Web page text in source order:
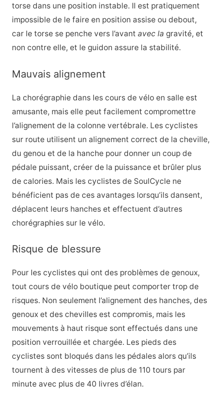
torse dans une position instable. Il est pratiquement
impossible de le faire en position assise ou debout,
car le torse se penche vers l’avant avec la gravité, et
non contre elle, et le guidon assure la stabilité.
Mauvais alignement
La chorégraphie dans les cours de vélo en salle est
amusante, mais elle peut facilement compromettre
l’alignement de la colonne vertébrale. Les cyclistes
sur route utilisent un alignement correct de la cheville,
du genou et de la hanche pour donner un coup de
pédale puissant, créer de la puissance et brûler plus
de calories. Mais les cyclistes de SoulCycle ne
bénéficient pas de ces avantages lorsqu’ils dansent,
déplacent leurs hanches et effectuent d’autres
chorégraphies sur le vélo.
Risque de blessure
Pour les cyclistes qui ont des problèmes de genoux,
tout cours de vélo boutique peut comporter trop de
risques. Non seulement l’alignement des hanches, des
genoux et des chevilles est compromis, mais les
mouvements à haut risque sont effectués dans une
position verrouillée et chargée. Les pieds des
cyclistes sont bloqués dans les pédales alors qu’ils
tournent à des vitesses de plus de 110 tours par
minute avec plus de 40 livres d’élan.